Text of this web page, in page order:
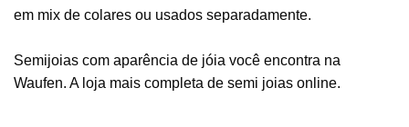
em mix de colares ou usados separadamente.
Semijoias com aparência de jóia você encontra na
Waufen. A loja mais completa de semi joias online.